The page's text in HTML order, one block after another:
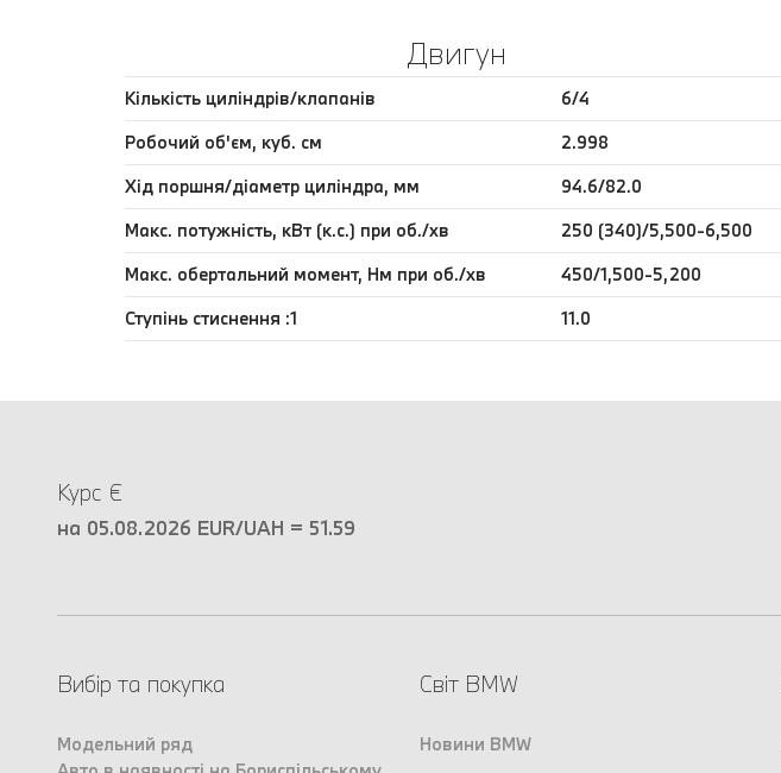
Двигун
Кількість циліндрів/клапанів
6/4
Робочий об'єм, куб. cм
2.998
Хід поршня/діаметр циліндра, мм
94.6/82.0
Макс. потужність, кВт (к.с.) при об./хв
250 (340)/5,500-6,500
Макс. обертальний момент, Нм при об./хв
450/1,500-5,200
Ступінь стиснення :1
11.0
Курс €
на 05.08.2026 EUR/UAH = 51.59
Вибір та покупка
Модельний ряд
Світ BMW
Новини BMW